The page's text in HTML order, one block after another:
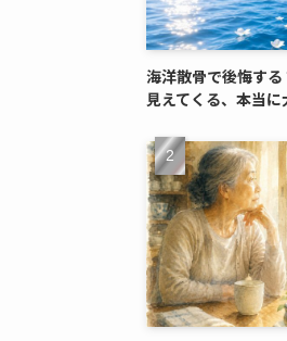
海洋散骨で​後悔す
見えてくる、​本当